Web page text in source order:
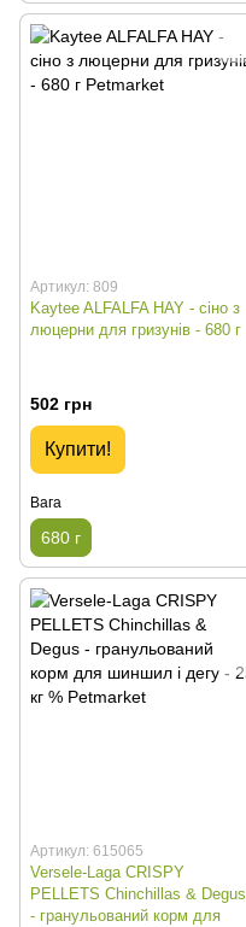
Артикул: 809
Kaytee ALFALFA HAY - сіно з
люцерни для гризунів - 680 г
502 грн
Купити!
Вага
680 г
Артикул: 615065
Versele-Laga CRISPY
PELLETS Chinchillas & Degus
- гранульований корм для